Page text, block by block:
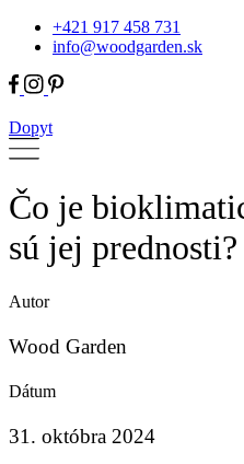
+421 917 458 731
info@woodgarden.sk
Dopyt
Čo je
sú jej prednosti?
Autor
Wood Garden
Dátum
31. októbra 2024